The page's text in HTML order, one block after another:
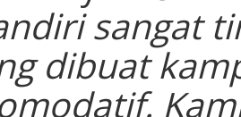
sangat
dibuat